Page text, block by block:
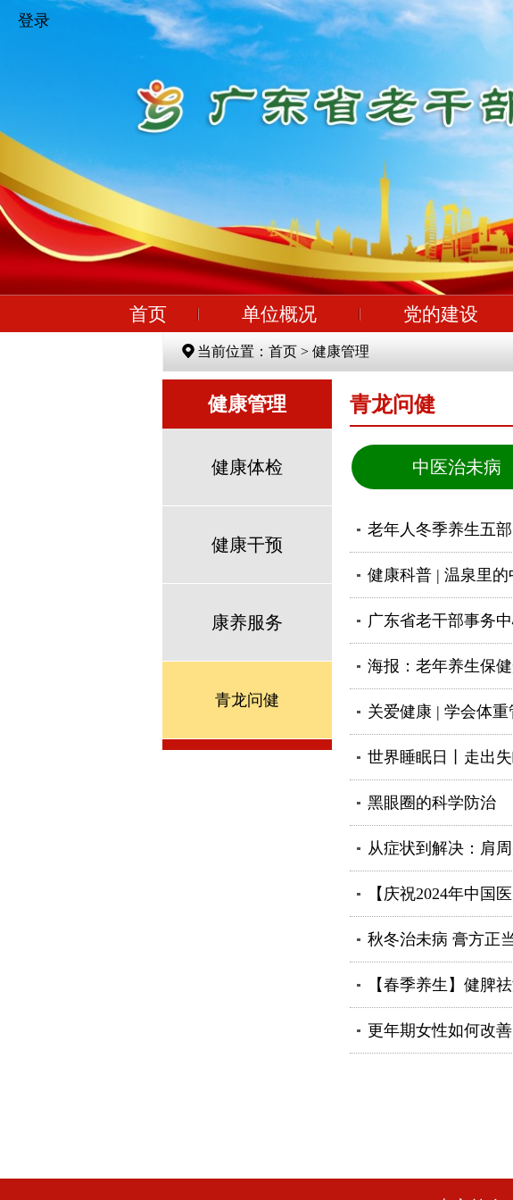
登录
首页 单位概况 党的建设
当前位置：首页 > 健康管理
健康管理
健康体检
健康干预
康养服务
青龙问健
青龙问健
中医治未病
老年人冬季养生五
健康科普 | 温泉里的
广东省老干部事务
海报：老年养生保
关爱健康 | 学会体
世界睡眠日丨走出
黑眼圈的科学防治
从症状到解决：肩
【庆祝2024年中国
秋冬治未病 膏方正
【春季养生】健脾
更年期女性如何改